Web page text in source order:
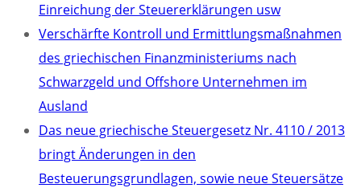
Einreichung der Steuererklärungen usw
Verschärfte Kontroll und Ermittlungsmaßnahmen
des griechischen Finanzministeriums nach
Schwarzgeld und Offshore Unternehmen im
Ausland
Das neue griechische Steuergesetz Nr. 4110 / 2013
bringt Änderungen in den
Besteuerungsgrundlagen, sowie neue Steuersätze